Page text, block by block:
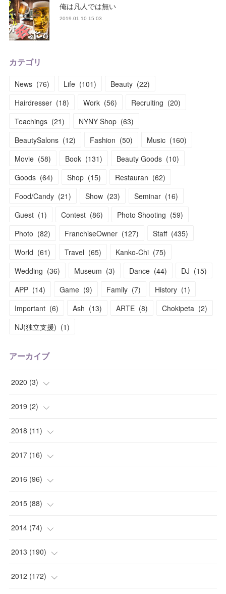
俺は凡人では無い
2019.01.10 15:03
カテゴリ
News (76) Life (101) Beauty (22)
Hairdresser (18) Work (56) Recruiting (20)
Teachings (21) NYNY Shop (63)
BeautySalons (12) Fashion (50) Music (160)
Movie (58) Book (131) Beauty Goods (10)
Goods (64) Shop (15) Restauran (62)
Food/Candy (21) Show (23) Seminar (16)
Guest (1) Contest (86) Photo Shooting (59)
Photo (82) FranchiseOwner (127) Staff (435)
World (61) Travel (65) Kanko-Chi (75)
Wedding (36) Museum (3) Dance (44) DJ (15)
APP (14) Game (9) Family (7) History (1)
Important (6) Ash (13) ARTE (8) Chokipeta (2)
NJ(独立支援) (1)
アーカイブ
2020 (3)
(1
( 1)
(1)
2019 (2)
( 1)
(1)
2018 (11)
(2)
(1)
(1)
(1)
2017 (16)
(1)
(2)
(1)
( 3)
2016 (96)
(2)
(5)
(6)
(3)
2015 (88)
(4)
(7)
(6)
2014 (74)
(9)
(14)
2013 (190)
(17)
2012 (172)